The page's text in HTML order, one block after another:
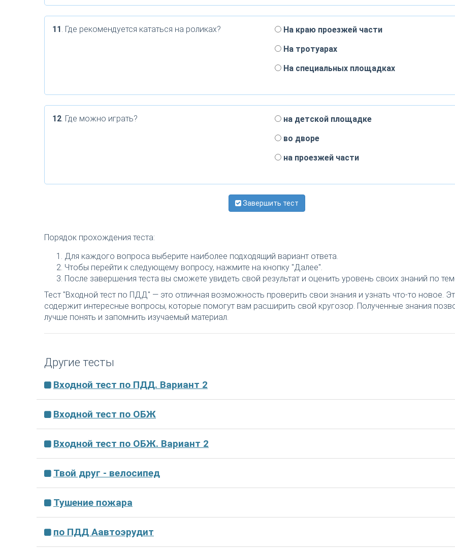
11. Где рекомендуется кататься на роликах?
На краю проезжей части
На тротуарах
На специальных площадках
12. Где можно играть?
на детской площадке
во дворе
на проезжей части
Завершить тест
Порядок прохождения теста:
Для каждого вопроса выберите наиболее подходящий вариант ответа.
Чтобы перейти к следующему вопросу, нажмите на кнопку "Далее".
После завершения теста вы сможете увидеть свой результат и оценить уровень своих знаний по
Тест "Входной тест по ПДД" — это отличная возможность проверить свои знания и узнать что-то новое.
содержит интересные вопросы, которые помогут вам расширить свой кругозор. Полученные знания
лучше понять и запомнить изучаемый материал.
Другие тесты
Входной тест по ПДД. Вариант 2
Входной тест по ОБЖ
Входной тест по ОБЖ. Вариант 2
Твой друг - велосипед
Тушение пожара
по ПДД Аавтоэрудит